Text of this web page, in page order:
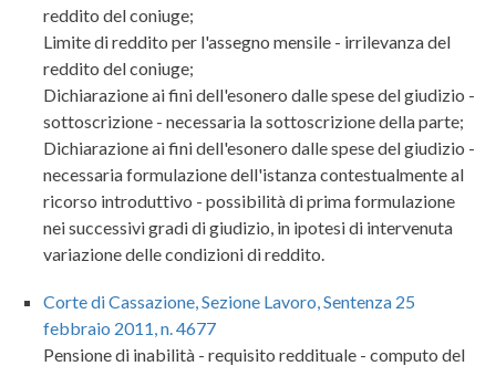
reddito del coniuge;
Limite di reddito per l'assegno mensile - irrilevanza del
reddito del coniuge;
Dichiarazione ai fini dell'esonero dalle spese del giudizio -
sottoscrizione - necessaria la sottoscrizione della parte;
Dichiarazione ai fini dell'esonero dalle spese del giudizio -
necessaria formulazione dell'istanza contestualmente al
ricorso introduttivo - possibilità di prima formulazione
nei successivi gradi di giudizio, in ipotesi di intervenuta
variazione delle condizioni di reddito.
Corte di Cassazione, Sezione Lavoro, Sentenza 25
febbraio 2011, n. 4677
Pensione di inabilità - requisito reddituale - computo del